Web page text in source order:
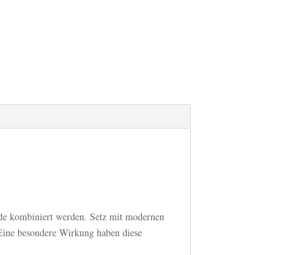
kombiniert werden. Setz mit modernen
besondere Wirkung haben diese